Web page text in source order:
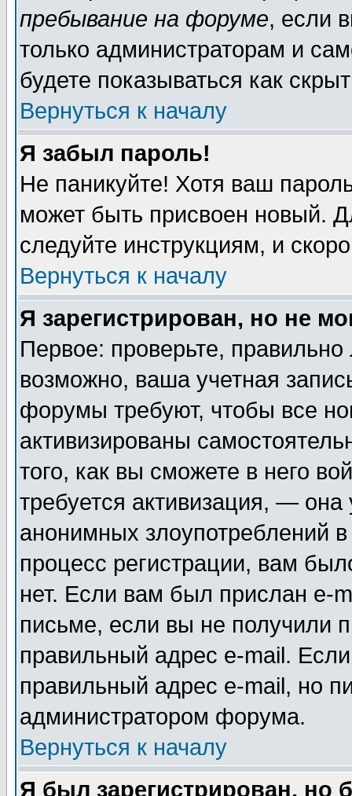
пребывание на форуме, если
только администраторам и
будете показываться как
Вернуться к началу
Я забыл пароль!
Не паникуйте! Хотя ваш
может быть присвоен новый.
следуйте инструкциям, и
Вернуться к началу
Я зарегистрирован, но не
Первое: проверьте,
возможно, ваша учетная
форумы требуют, чтобы все
активизированы
того, как вы сможете в него
требуется активизация, —
анонимных злоупотреблений
процесс регистрации, вам
нет. Если вам был прислан e-
письме, если вы не получили
правильный адрес e-mail.
правильный адрес e-mail, но
администратором форума.
Вернуться к началу
Я был зарегистрирован, но